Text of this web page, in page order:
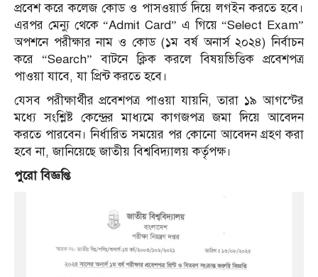
প্রবেশ করে কলেজ কোড ও পাসওয়ার্ড দিয়ে লগইন করতে হবে।
এরপর মেন্যু থেকে “Admit Card” এ গিয়ে “Select Exam”
অপশনে পরীক্ষার নাম ও কোড (১ম বর্ষ অনার্স ২০২৪) নির্বাচন
করে “Search” বাটনে ক্লিক করলে বিষয়ভিত্তিক প্রবেশপত্র
পাওয়া যাবে, যা প্রিন্ট করতে হবে।
যেসব পরীক্ষার্থীর প্রবেশপত্র পাওয়া যায়নি, তারা ১৯ আগস্টের
মধ্যে সংশ্লিষ্ট কেন্দ্রের মাধ্যমে কাগজপত্র জমা দিয়ে আবেদন
করতে পারবেন। নির্ধারিত সময়ের পর কোনো আবেদন গ্রহণ করা
হবে না, জানিয়েছে জাতীয় বিশ্ববিদ্যালয় কর্তৃপক্ষ।
পুরো বিজ্ঞপ্তি